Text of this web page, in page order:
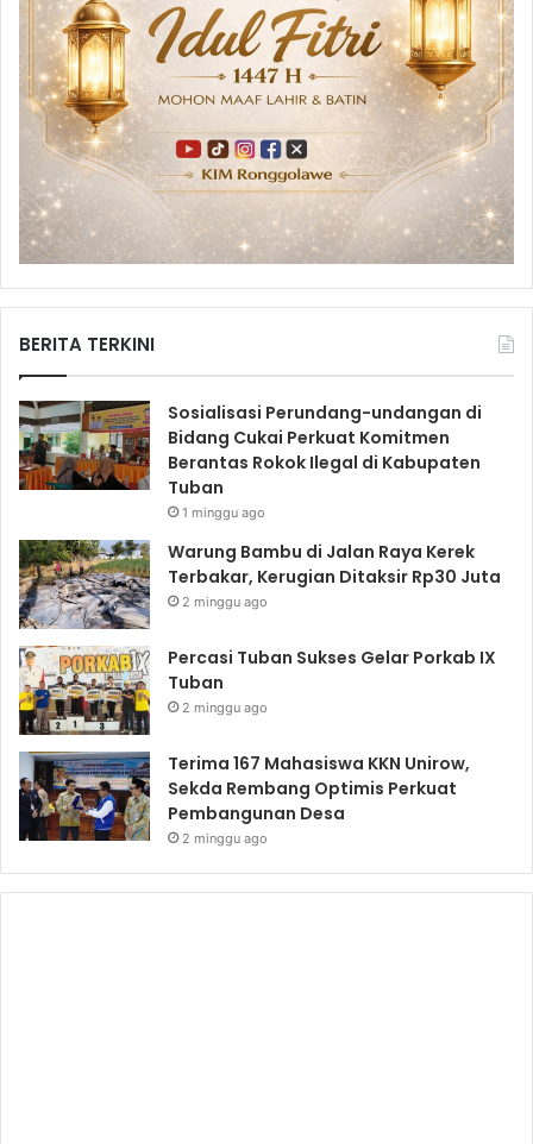
BERITA TERKINI
Sosialisasi Perundang-undangan di
Bidang Cukai Perkuat Komitmen
Berantas Rokok Ilegal di Kabupaten
Tuban
1 minggu ago
Warung Bambu di Jalan Raya Kerek
Terbakar, Kerugian Ditaksir Rp30 Juta
2 minggu ago
Percasi Tuban Sukses Gelar Porkab IX
Tuban
2 minggu ago
Terima 167 Mahasiswa KKN Unirow,
Sekda Rembang Optimis Perkuat
Pembangunan Desa
2 minggu ago